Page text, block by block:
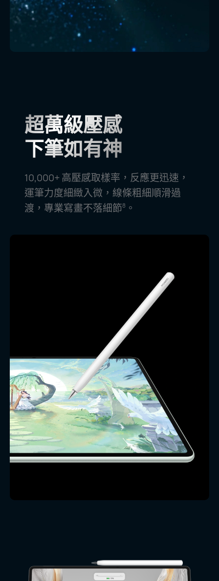
超萬級壓感
下筆如有神
10,000+ 高壓感取樣率，反應更迅速，
運筆力度細緻入微， 線條粗細順滑過
渡，專業寫畫不落細節8 。